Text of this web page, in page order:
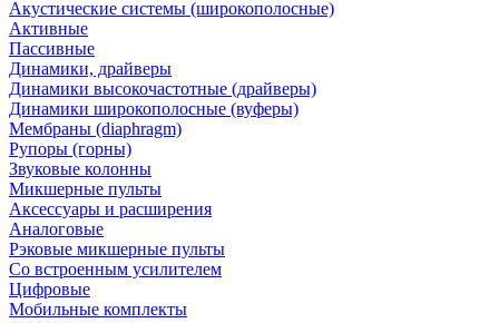
Акустические системы (широкополосные)
Активные
Пассивные
Динамики, драйверы
Динамики высокочастотные (драйверы)
Динамики широкополосные (вуферы)
Мембраны (diaphragm)
Рупоры (горны)
Звуковые колонны
Микшерные пульты
Аксессуары и расширения
Аналоговые
Рэковые микшерные пульты
Со встроенным усилителем
Цифровые
Мобильные комплекты